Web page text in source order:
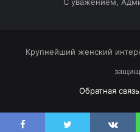
Визуализируйте свой
ту же тему несколько
3. Будьте готовы к
именно оно указывает
Крупнейший женский
Обратная связь